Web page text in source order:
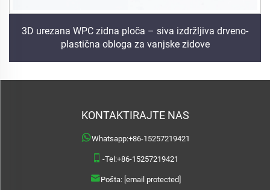
3D urezana WPC zidna ploča – siva izdržljiva drveno-
plastična obloga za vanjske zidove
KONTAKTIRAJTE NAS
Whatsapp:+86-15257219421
-Tel:+86-15257219421
Pošta: [email protected]